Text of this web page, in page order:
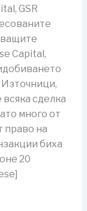
GSR
Capital,
Източници,
всяка сделка
много от
право на
биха
20